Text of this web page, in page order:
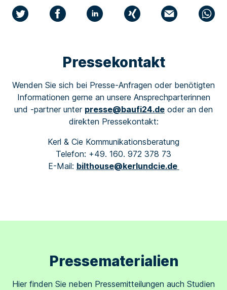
Pressekontakt
Wenden Sie sich bei Presse-Anfragen oder benötigten
Informationen gerne an unsere Ansprechparterinnen
und -partner unter presse@baufi24.de oder an den
direkten Pressekontakt:
Kerl & Cie Kommunikationsberatung
Telefon: +49. 160. 972 378 73
E-Mail: bilthouse@kerlundcie.de
Pressematerialien
Hier finden Sie neben Pressemitteilungen auch Studien